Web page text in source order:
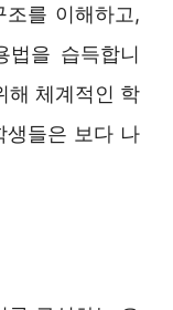
를 이해하고,
법을 습득합니
해 체계적인 학
생들은 보다 나